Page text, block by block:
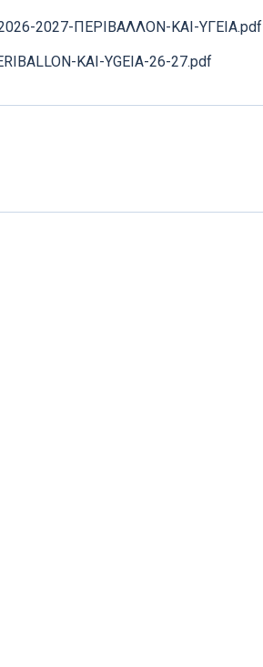
2027-ΠΕΡΙΒΑΛΛΟΝ-ΚΑΙ-ΥΓΕΙΑ.pdf
KAI-YGEIA-26-27.pdf